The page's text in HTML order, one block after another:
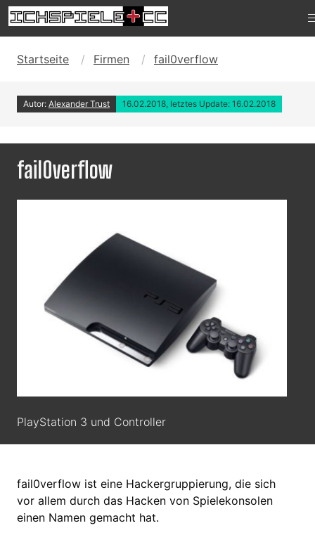
Startseite Firmen fail0verflow
Autor: Alexander Trust 16.02.2018, letztes Update: 16.02.2018
fail0verflow
PlayStation 3 und Controller
fail0verflow ist eine Hackergruppierung, die sich
vor allem durch das Hacken von Spielekonsolen
einen Namen gemacht hat.